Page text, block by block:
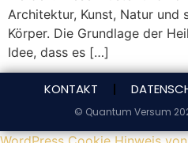
Architektur, Kunst, Natur und
Körper. Die Grundlage der
Idee, dass es […]
KONTAKT
© Quantum Versum